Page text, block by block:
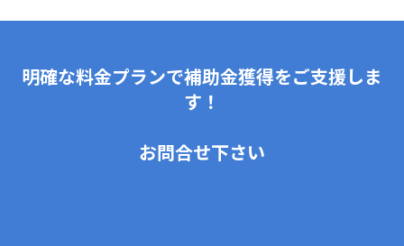
明確な料金プランで補助金獲得をご支援しま
す！
お問合せ下さい